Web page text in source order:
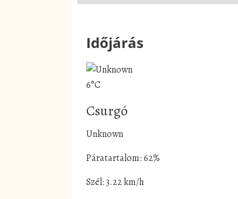
Időjárás
6°C
Csurgó
Unknown
Páratartalom: 62%
Szél: 3.22 km/h